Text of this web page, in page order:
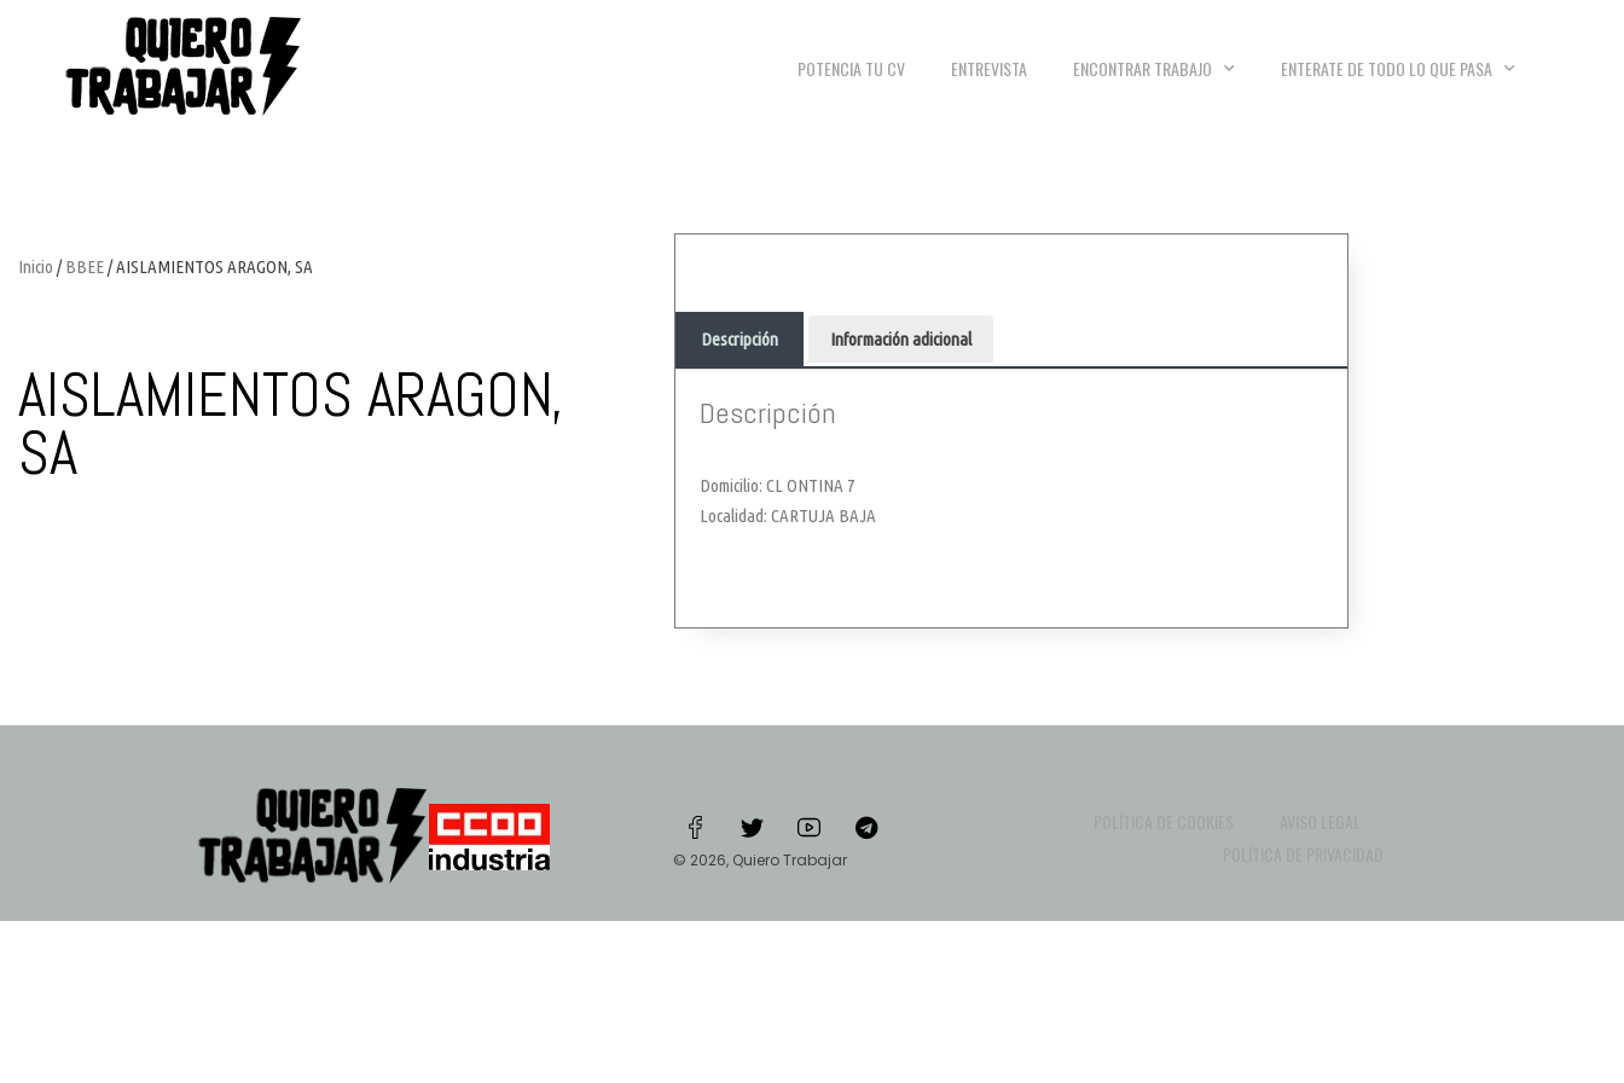
POTENCIA TU CV ENTREVISTA ENCONTRAR TRABAJO ENTERATE DE TODO LO QUE PASA
Inicio /BBEE/ AISLAMIENTOS ARAGON, SA
AISLAMIENTOS ARAGON,
SA
Descripción Información adicional
Descripción
Domicilio: CL ONTINA 7
Localidad: CARTUJA BAJA
© 2026, Quiero Trabajar